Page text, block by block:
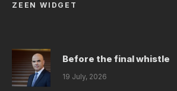
ZEEN WIDGET
Before the final whistle
19 July, 2026